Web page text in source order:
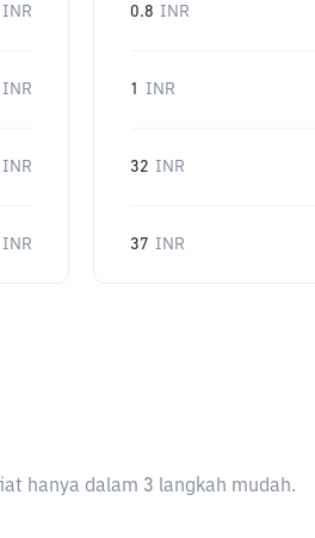
INR
INR
INR
INR
0.8 INR
1 INR
32 INR
37 INR
hanya dalam 3 langkah mudah.